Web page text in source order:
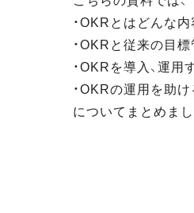
・OKRとはどんな
・OKRと従来の目
・OKRを導入、運
・OKRの運用を助
についてまとめま